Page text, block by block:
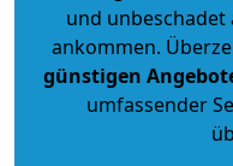
und
ankommen.
günstigen
umfassender